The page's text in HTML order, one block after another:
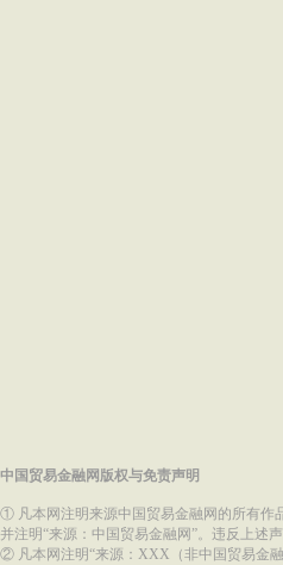
中国贸易金融网版权与免责声明
① 凡本网注明来源中国贸易金融网的所有作
并注明“来源：中国贸易金融网”。违反上述
② 凡本网注明“来源：XXX（非中国贸易金